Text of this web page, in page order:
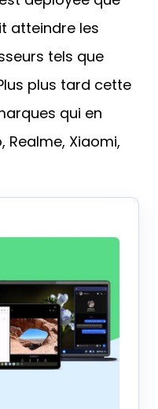
Xiaomi,
13 :
les plus
clés, dont des